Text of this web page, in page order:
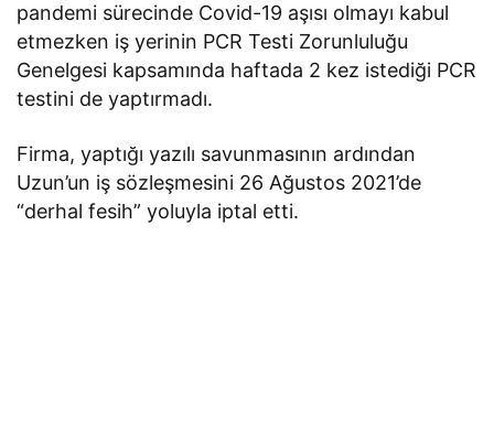
pandemi sürecinde Covid-19 aşısı olmayı kabul
etmezken iş yerinin PCR Testi Zorunluluğu
Genelgesi kapsamında haftada 2 kez istediği PCR
testini de yaptırmadı.
Firma, yaptığı yazılı savunmasının ardından
Uzun’un iş sözleşmesini 26 Ağustos 2021’de
“derhal fesih” yoluyla iptal etti.